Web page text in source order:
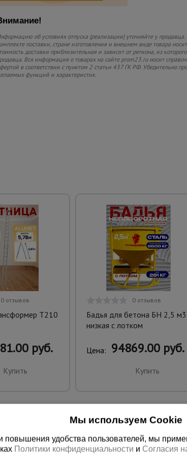
об условиях отпуска (реализации) уточняйте у
поставки, стране изготовления и внешнем виде товара
доставки приблизительная и зависит от региона, из
Вся информация о товарах на сайте prom23.ru носит
в соответствии с пунктом 2 статьи 437 ГК РФ. Убедительно
функций и характеристик.
0 отзывов
T210
руб.
Купить
0 отзывов
Бадья для бетона БН 2,5 м3
низкая с лотком
Цена: 94869.00 руб.
Купить
Мы используем Cookie
удобства пользователей, мы
Политики конфиденциальности и Согласия